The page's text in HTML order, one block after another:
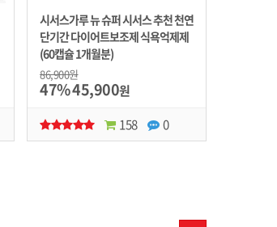
시서스가루 뉴 슈퍼 시서스 추천 천연
단기간 다이어트보조제 식욕억제제
(60캡슐 1개월분)
시서스가루 뉴 슈퍼 시서스 추천 천연 단
기간 다이어트보조제 식욕억제제(60캡슐
86,900원
47%45,900원
158
0